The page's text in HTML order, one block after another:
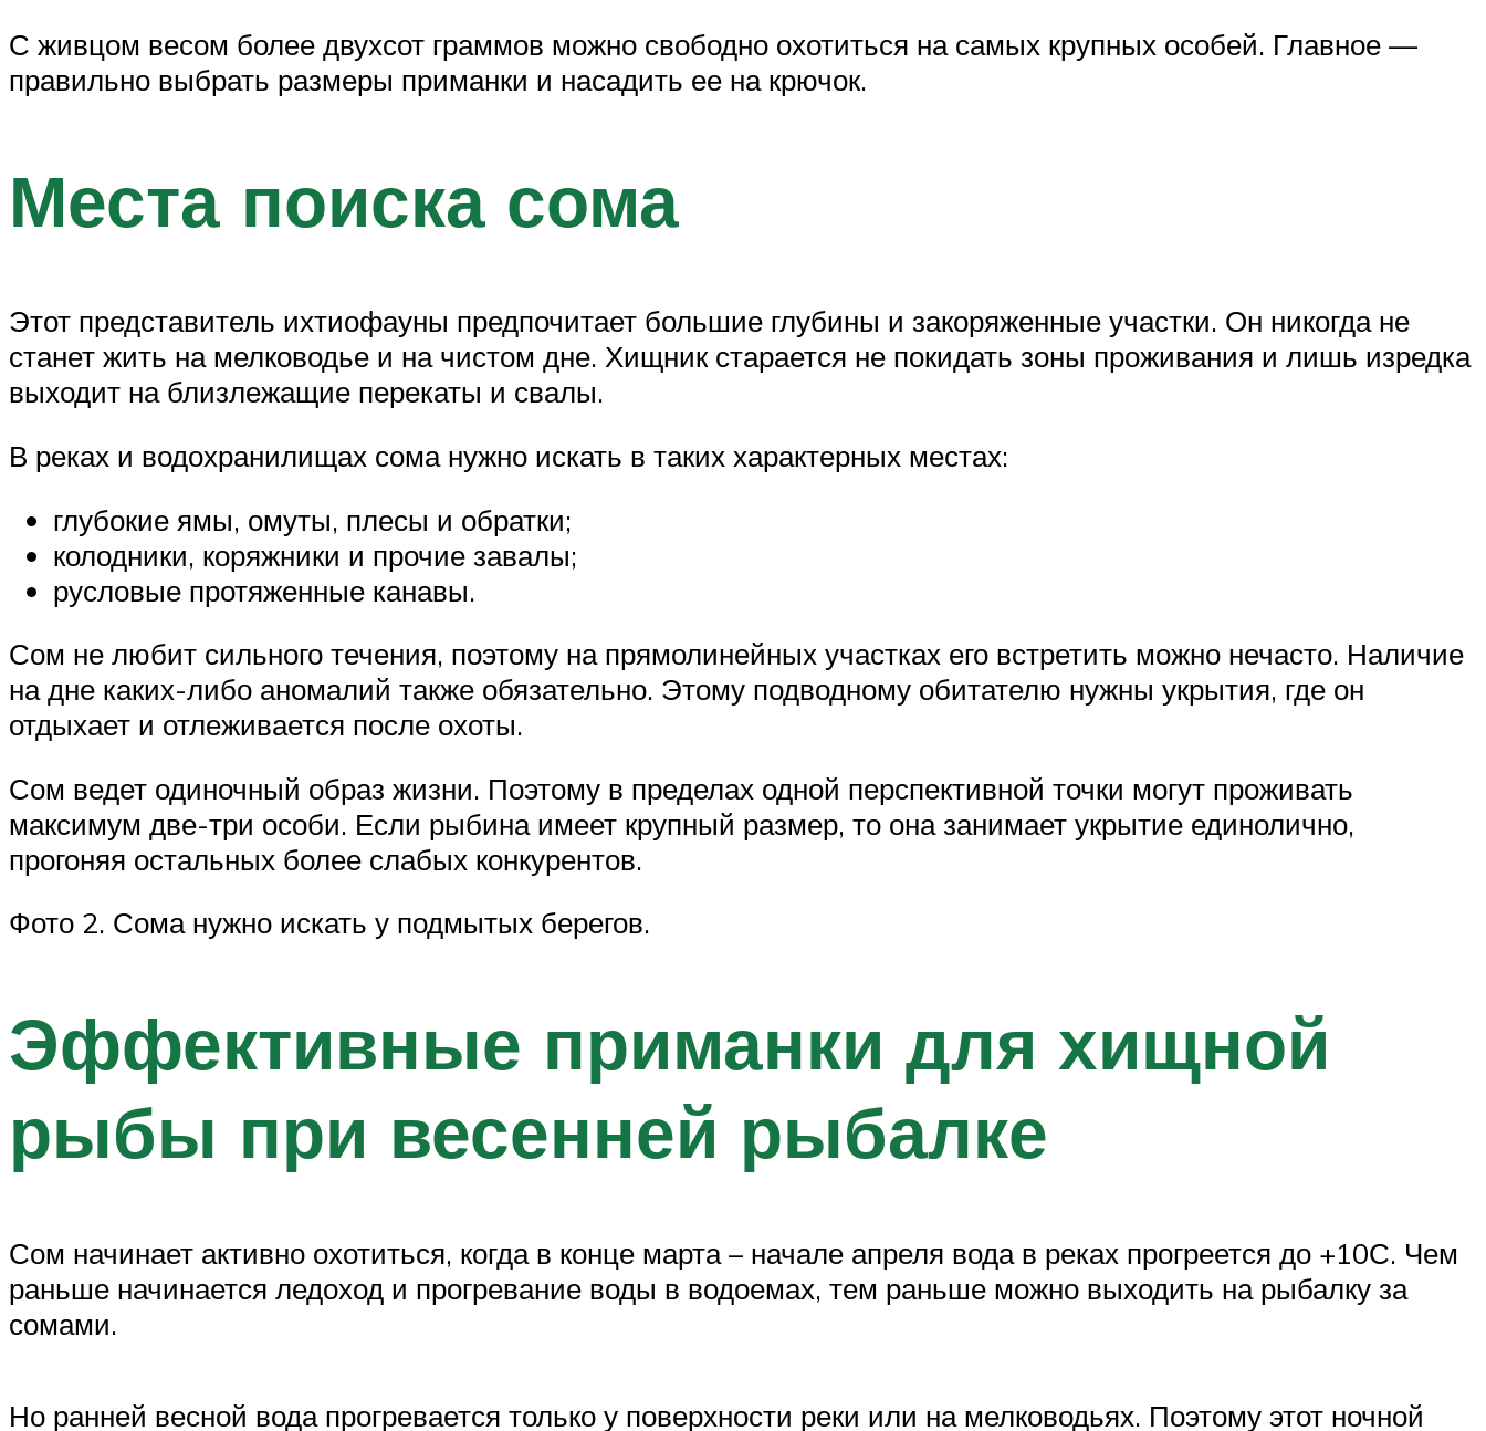
С живцом весом более двухсот граммов можно свободно охотиться на самых крупных особей. Главное —
правильно выбрать размеры приманки и насадить ее на крючок.
Места поиска сома
Этот представитель ихтиофауны предпочитает большие глубины и закоряженные участки. Он никогда не
станет жить на мелководье и на чистом дне. Хищник старается не покидать зоны проживания и лишь изредка
выходит на близлежащие перекаты и свалы.
В реках и водохранилищах сома нужно искать в таких характерных местах:
глубокие ямы, омуты, плесы и обратки;
колодники, коряжники и прочие завалы;
русловые протяженные канавы.
Сом не любит сильного течения, поэтому на прямолинейных участках его встретить можно нечасто. Наличие
на дне каких-либо аномалий также обязательно. Этому подводному обитателю нужны укрытия, где он
отдыхает и отлеживается после охоты.
Сом ведет одиночный образ жизни. Поэтому в пределах одной перспективной точки могут проживать
максимум две-три особи. Если рыбина имеет крупный размер, то она занимает укрытие единолично,
прогоняя остальных более слабых конкурентов.
Фото 2. Сома нужно искать у подмытых берегов.
Эффективные приманки для хищной
рыбы при весенней рыбалке
Сом начинает активно охотиться, когда в конце марта – начале апреля вода в реках прогреется до +10С. Чем
раньше начинается ледоход и прогревание воды в водоемах, тем раньше можно выходить на рыбалку за
сомами.
Но ранней весной вода прогревается только у поверхности реки или на мелководьях. Поэтому этот ночной